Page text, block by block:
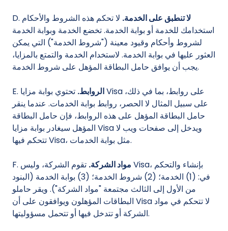
D. لا تنطبق على الخدمة. لا تحكم هذه الشروط والأحكام
استخدامك للخدمة أو بوابة الخدمة. تخضع الخدمة وبوابة الخدمة
لشروط وأحكام وقيود معينة ("شروط الخدمة") التي يمكن
العثور عليها في بوابة الخدمة. لاستخدام الخدمة والتمتع بالمزايا،
يجب أن يوافق حامل البطاقة المؤهل على شروط الخدمة.
E. الروابط. تحتوي بوابة مزايا Visa على روابط، بما في ذلك،
على سبيل المثال لا الحصر، روابط بوابة الخدمات. عندما ينقر
حامل البطاقة المؤهل على هذه الروابط، فإن حامل البطاقة
المؤهل سيغادر بوابة مزايا Visa ويدخل إلى صفحات ويب لا
تتحكم فيها Visa، مثل بوابة الخدمات.
F. مواد الشركة. تقوم الشركة، وليس Visa، بإنشاء والتحكم
في: (1) الخدمة؛ (2) شروط الخدمة؛ (3) بوابة الخدمة (البنود
من الأول إلى الثالث مجتمعة "مواد الشركة"). ويقر حاملو
البطاقات المؤهلون ويوافقون على أن Visa لا تتحكم في مواد
الشركة أو تتدخل فيها أو تتحمل مسؤوليتها.